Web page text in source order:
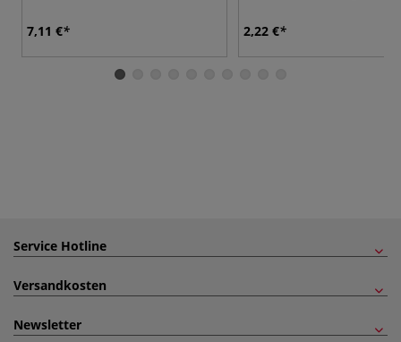
7,11 € 2,22 €
Service Hotline
Versandkosten
Newsletter